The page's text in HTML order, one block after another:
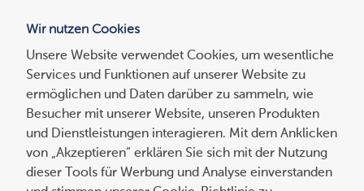
Suchen
nach:
Wir nutzen Cookies
Unsere Website verwendet Cookies, um wesentliche
Services und Funktionen auf unserer Website zu
ermöglichen und Daten darüber zu sammeln, wie
Besucher mit unserer Website, unseren Produkten
und Dienstleistungen interagieren. Mit dem Anklicken
von „Akzeptieren“ erklären Sie sich mit der Nutzung
dieser Tools für Werbung und Analyse einverstanden